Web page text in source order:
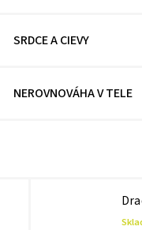
SRDCE A CIEVY
NEROVNOVÁHA V TELE